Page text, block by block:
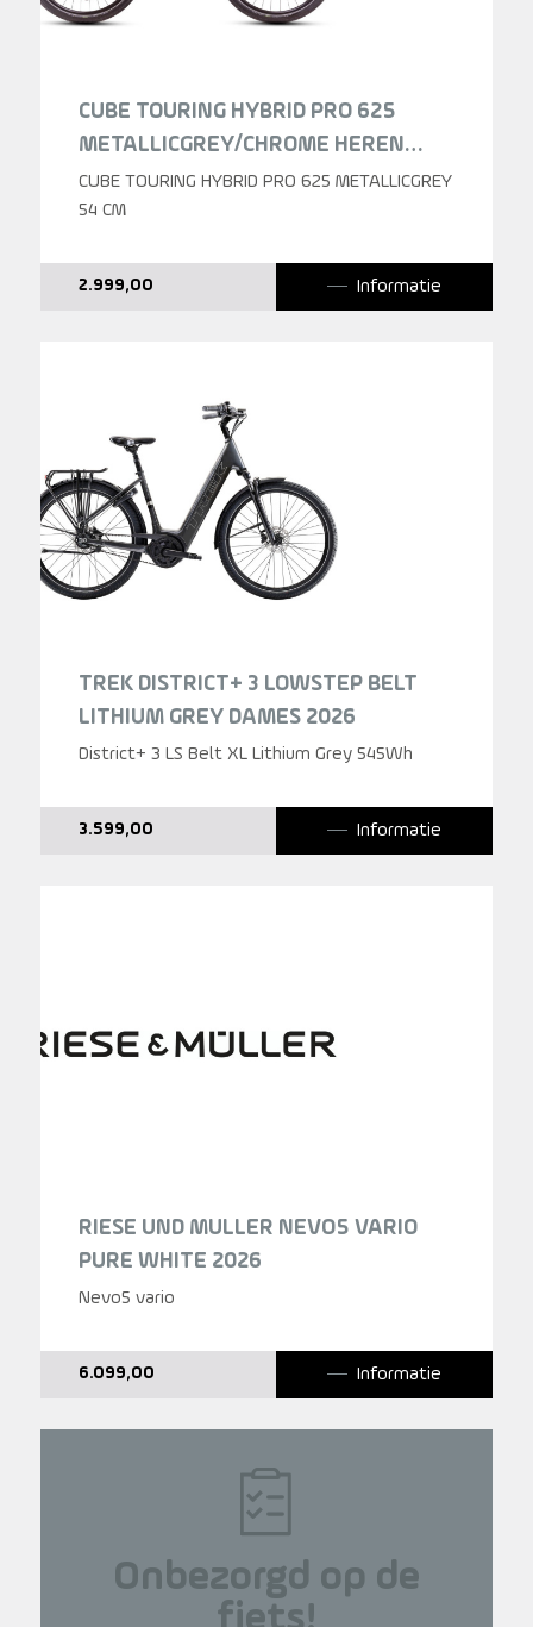
CUBE TOURING HYBRID PRO 625
METALLICGREY/CHROME HEREN
2025
CUBE TOURING HYBRID PRO 625 METALLICGREY
54 CM
2.999,00 Informatie
TREK DISTRICT+ 3 LOWSTEP BELT
LITHIUM GREY DAMES 2026
District+ 3 LS Belt XL Lithium Grey 545Wh
3.599,00 Informatie
RIESE UND MULLER NEVO5 VARIO
PURE WHITE 2026
Nevo5 vario
6.099,00 Informatie
Onbezorgd op de